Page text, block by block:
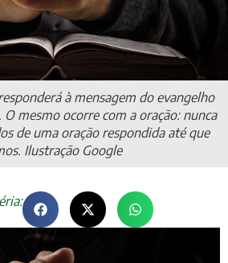
à mensagem do evangelho
mesmo ocorre com a oração: nunca
de uma oração respondida até que
Ilustração Google